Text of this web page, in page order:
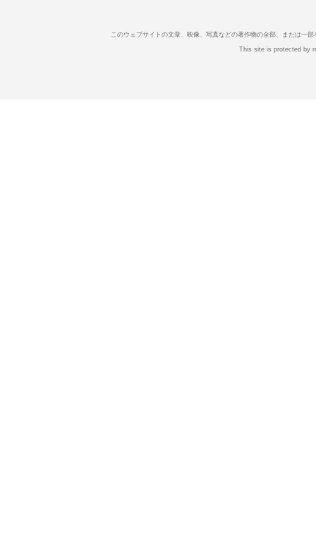
このウェブサイトの文章、映像、写真などの著作物の全部、または一
This site is protected by